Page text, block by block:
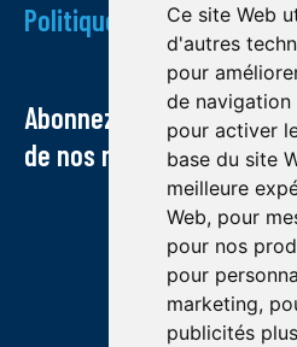
Ce site Web
d'autres
pour
de navigation
pour activer
base du site
meilleure
Web, pour
pour nos
pour
marketing,
publicités
Politique de
Abonnez-vous à notre
de nos nouvelles par